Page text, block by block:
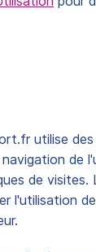
utilise
de
de visites.
l'utilisation